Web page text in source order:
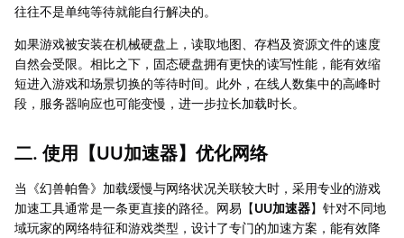
往往不是单纯等待就能自行解决的。
如果游戏被安装在机械硬盘上，读取地图、存档及资源文件的速度
自然会受限。相比之下，固态硬盘拥有更快的读写性能，能有效缩
短进入游戏和场景切换的等待时间。此外，在线人数集中的高峰时
段，服务器响应也可能变慢，进一步拉长加载时长。
二. 使用【UU加速器】优化网络
当《幻兽帕鲁》加载缓慢与网络状况关联较大时，采用专业的游戏
加速工具通常是一条更直接的路径。网易【UU加速器】针对不同地
域玩家的网络特征和游戏类型，设计了专门的加速方案，能有效降